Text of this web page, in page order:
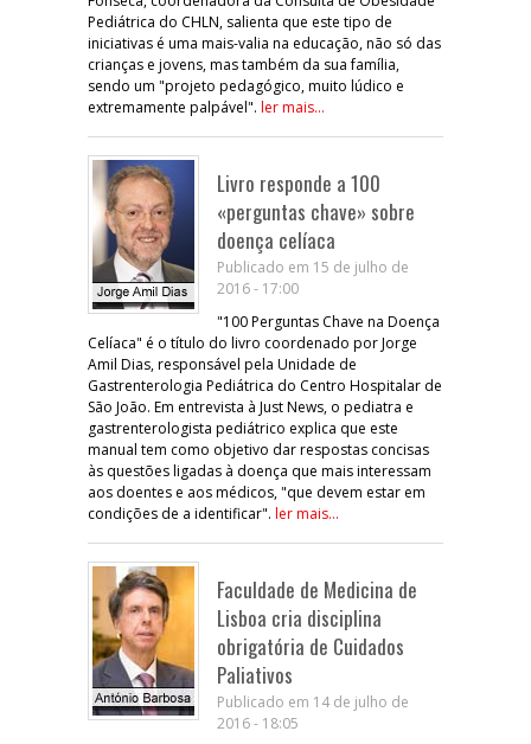
Pediátrica do CHLN, salienta que este tipo de
iniciativas é uma mais-valia na educação, não só das
crianças e jovens, mas também da sua família,
sendo um "projeto pedagógico, muito lúdico e
extremamente palpável". ler mais...
Livro responde a 100
«perguntas chave» sobre
doença celíaca
Publicado em 15 de julho de
2016 - 17:00
"100 Perguntas Chave na Doença
Celíaca" é o título do livro coordenado por Jorge
Amil Dias, responsável pela Unidade de
Gastrenterologia Pediátrica do Centro Hospitalar de
São João. Em entrevista à Just News, o pediatra e
gastrenterologista pediátrico explica que este
manual tem como objetivo dar respostas concisas
às questões ligadas à doença que mais interessam
aos doentes e aos médicos, "que devem estar em
condições de a identificar". ler mais...
Faculdade de Medicina de
Lisboa cria disciplina
obrigatória de Cuidados
Paliativos
Publicado em 14 de julho de
2016 - 18:05